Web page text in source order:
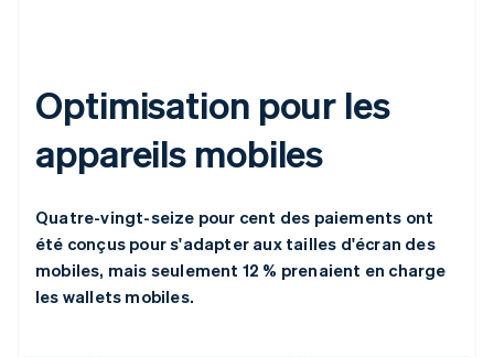
Optimisation pour les
appareils mobiles
Quatre-vingt-seize pour cent des paiements ont
été conçus pour s'adapter aux tailles d'écran des
mobiles, mais seulement 12 % prenaient en charge
les wallets mobiles.